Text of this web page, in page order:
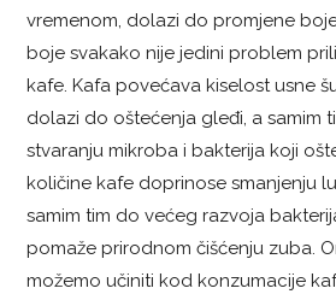
vremenom, dolazi do promjene
boje svakako nije jedini problem
kafe. Kafa povećava kiselost usne
dolazi do oštećenja gleđi, a samim
stvaranju mikroba i bakterija koji
količine kafe doprinose smanjenju
samim tim do većeg razvoja
pomaže prirodnom čišćenju zuba.
možemo učiniti kod konzumacije